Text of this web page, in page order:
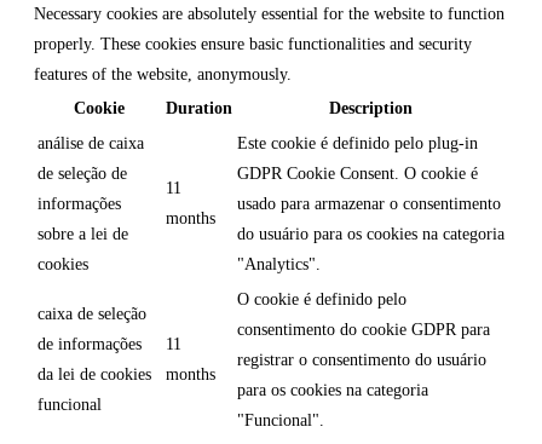
Necessary cookies are absolutely essential for the website to function
properly. These cookies ensure basic functionalities and security
features of the website, anonymously.
Cookie
Duration
Description
análise de caixa
de seleção de
informações
sobre a lei de
cookies
11
months
Este cookie é definido pelo plug-in
GDPR Cookie Consent. O cookie é
usado para armazenar o consentimento
do usuário para os cookies na categoria
"Analytics".
caixa de seleção
de informações
da lei de cookies
funcional
11
months
O cookie é definido pelo
consentimento do cookie GDPR para
registrar o consentimento do usuário
para os cookies na categoria
"Funcional".